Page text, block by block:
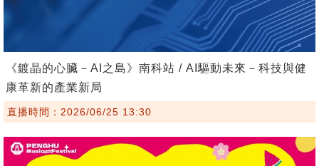
《鍍晶的心臟－AI之島》南科站 / AI驅動未來－科技與健
康革新的產業新局
直播時間：2026/06/25 13:30